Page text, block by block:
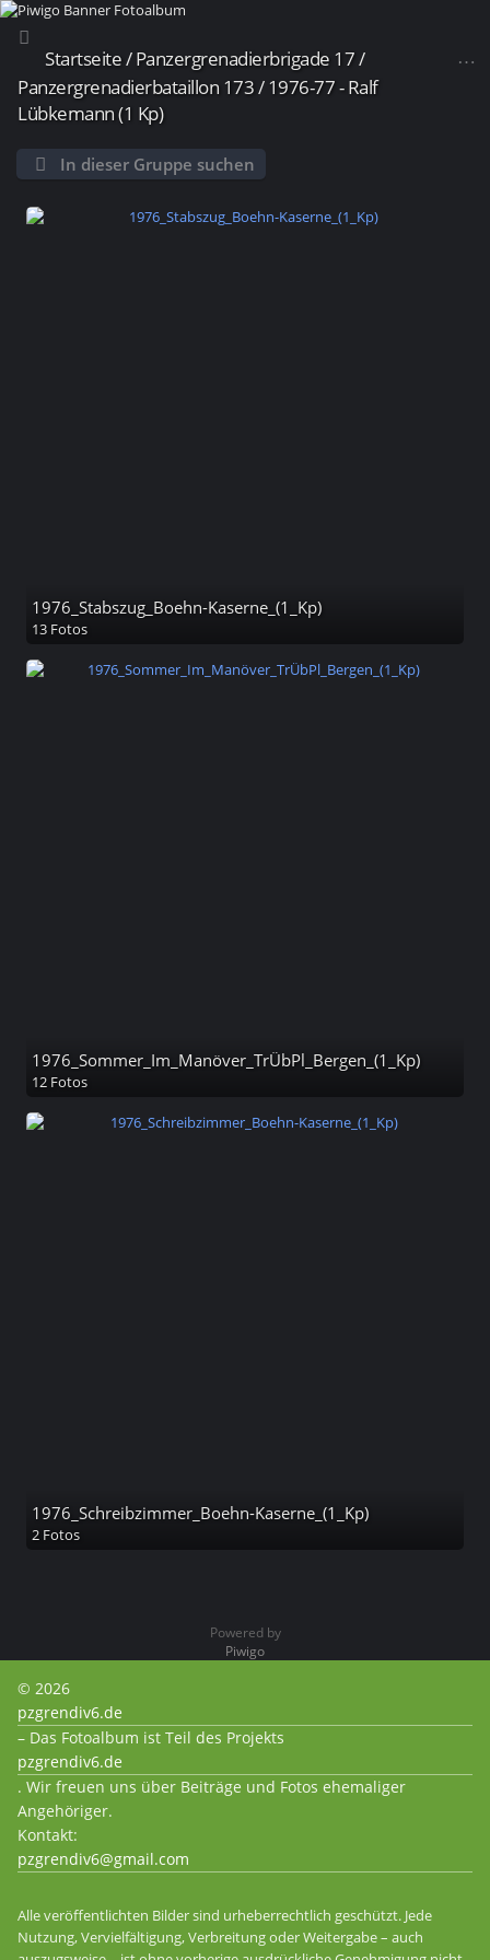
Startseite/Panzergrenadierbrigade 17/
Panzergrenadierbataillon 173/1976-77 - Ralf
Lübkemann (1 Kp)
In dieser Gruppe suchen
1976_Stabszug_Boehn-Kaserne_(1_Kp)
13 Fotos
1976_Sommer_Im_Manöver_TrÜbPl_Bergen_(1_Kp)
12 Fotos
1976_Schreibzimmer_Boehn-Kaserne_(1_Kp)
2 Fotos
Powered by
Piwigo
© 2026
pzgrendiv6.de
– Das Fotoalbum ist Teil des Projekts
pzgrendiv6.de
. Wir freuen uns über Beiträge und Fotos ehemaliger
Angehöriger.
Kontakt:
pzgrendiv6@gmail.com
Alle veröffentlichten Bilder sind urheberrechtlich geschützt. Jede
Nutzung, Vervielfältigung, Verbreitung oder Weitergabe – auch